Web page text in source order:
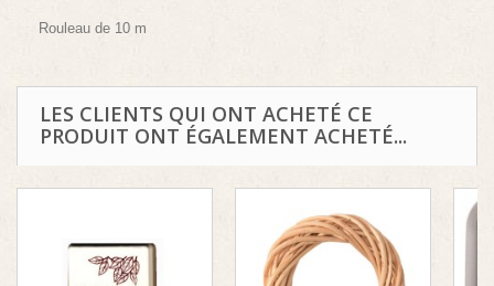
Rouleau de 10 m
LES CLIENTS QUI ONT ACHETÉ CE
PRODUIT ONT ÉGALEMENT ACHETÉ...